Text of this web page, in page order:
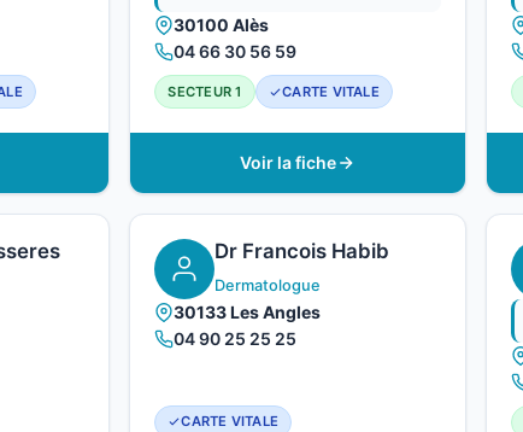
30100 Alès
04 66 30 56 59
SECTEUR 1 CARTE VITALE
Voir la fiche
Dr Francois Habib
Dermatologue
30133 Les Angles
04 90 25 25 25
CARTE VITALE